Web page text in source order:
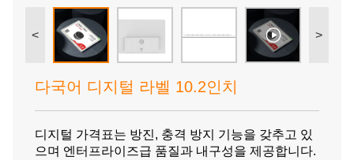
< >
다국어 디지털 라벨 10.2인치
디지털 가격표는 방진, 충격 방지 기능을 갖추고 있
으며 엔터프라이즈급 품질과 내구성을 제공합니다.